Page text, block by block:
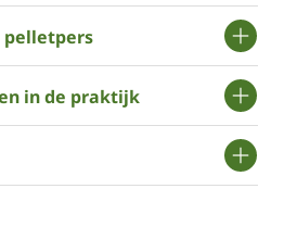
in de praktijk